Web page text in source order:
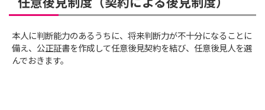
本人に判断能力のあるうちに、将来判断力が不十分になることに
備え、公正証書を作成して任意後見契約を結び、任意後見人を選
んでおきます。